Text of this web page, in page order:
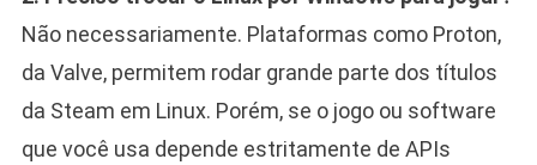
Não necessariamente. Plataformas como Proton,
da Valve, permitem rodar grande parte dos títulos
da Steam em Linux. Porém, se o jogo ou software
que você usa depende estritamente de APIs